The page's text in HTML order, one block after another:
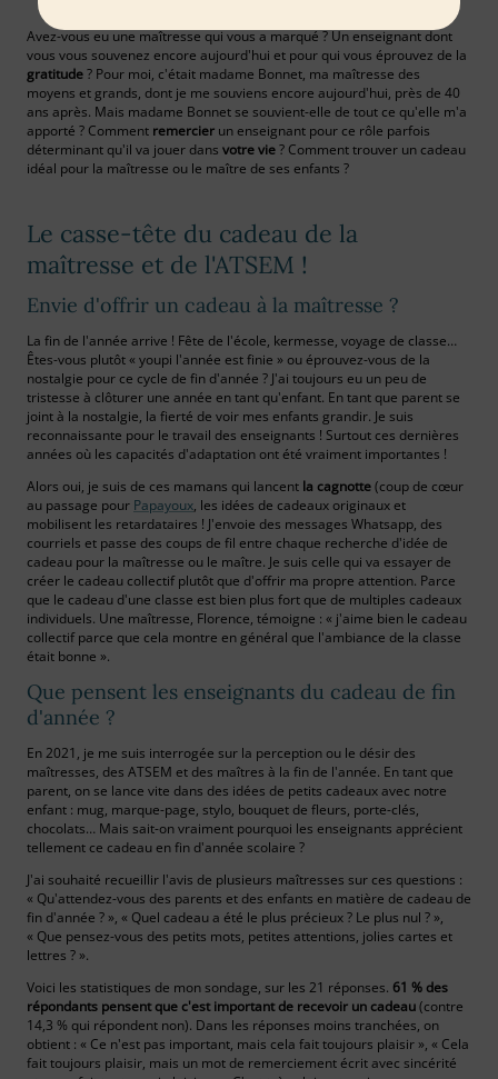
Avez-vous eu une maîtresse qui vous a marqué ? Un enseignant dont
vous vous souvenez encore aujourd'hui et pour qui vous éprouvez de la
gratitude? Pour moi, c'était madame Bonnet, ma maîtresse des
moyens et grands, dont je me souviens encore aujourd'hui, près de 40
ans après. Mais madame Bonnet se souvient-elle de tout ce qu'elle m'a
apporté ? Comment remercier un enseignant pour ce rôle parfois
déterminant qu'il va jouer dans votre vie? Comment trouver un cadeau
idéal pour la maîtresse ou le maître de ses enfants ?
Le casse-tête du cadeau de la
maîtresse et de l'ATSEM !
Envie d'offrir un cadeau à la maîtresse ?
La fin de l'année arrive ! Fête de l'école, kermesse, voyage de classe…
Êtes-vous plutôt « youpi l'année est finie » ou éprouvez-vous de la
nostalgie pour ce cycle de fin d'année ? J'ai toujours eu un peu de
tristesse à clôturer une année en tant qu'enfant. En tant que parent se
joint à la nostalgie, la fierté de voir mes enfants grandir. Je suis
reconnaissante pour le travail des enseignants ! Surtout ces dernières
années où les capacités d'adaptation ont été vraiment importantes !
Alors oui, je suis de ces mamans qui lancent la cagnotte(coup de cœur
au passage pour Papayoux, les idées de cadeaux originaux et
mobilisent les retardataires ! J'envoie des messages Whatsapp, des
courriels et passe des coups de fil entre chaque recherche d'idée de
cadeau pour la maîtresse ou le maître. Je suis celle qui va essayer de
créer le cadeau collectif plutôt que d'offrir ma propre attention. Parce
que le cadeau d'une classe est bien plus fort que de multiples cadeaux
individuels. Une maîtresse, Florence, témoigne : « j'aime bien le cadeau
collectif parce que cela montre en général que l'ambiance de la classe
était bonne ».
Que pensent les enseignants du cadeau de fin
d'année ?
En 2021, je me suis interrogée sur la perception ou le désir des
maîtresses, des ATSEM et des maîtres à la fin de l'année. En tant que
parent, on se lance vite dans des idées de petits cadeaux avec notre
enfant : mug, marque-page, stylo, bouquet de fleurs, porte-clés,
chocolats… Mais sait-on vraiment pourquoi les enseignants apprécient
tellement ce cadeau en fin d'année scolaire ?
J'ai souhaité recueillir l'avis de plusieurs maîtresses sur ces questions :
« Qu'attendez-vous des parents et des enfants en matière de cadeau de
fin d'année ? », « Quel cadeau a été le plus précieux ? Le plus nul ? »,
« Que pensez-vous des petits mots, petites attentions, jolies cartes et
lettres ? ».
Voici les statistiques de mon sondage, sur les 21 réponses. 61 % des
répondants pensent que c'est important de recevoir un cadeau(contre
14,3 % qui répondent non). Dans les réponses moins tranchées, on
obtient : « Ce n'est pas important, mais cela fait toujours plaisir », « Cela
fait toujours plaisir, mais un mot de remerciement écrit avec sincérité